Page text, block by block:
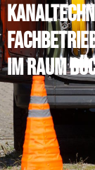
im Raum